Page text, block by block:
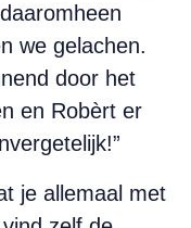
we gelachen.
door het
en Robèrt er
je allemaal met